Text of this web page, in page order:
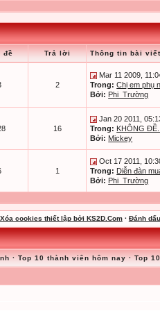
đề Trả lời Thông tin bài
2
Mar 11 2009,
Trong: Chị em phụ
Bởi: Phi_Trường
16
Jan 20 2011,
Trong: KHÔNG ĐỀ...
Bởi: Mickey
1
Oct 17 2011,
Trong: Diễn đàn
Bởi: Phi_Trường
Xóa cookies thiết lập bởi KS2D.Com· Đánh
·Top 10 thành viên hôm nay ·Top